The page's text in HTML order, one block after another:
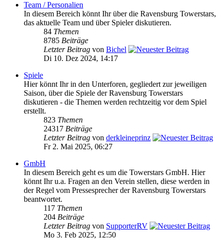
Team / Personalien
In diesem Bereich könnt Ihr über die Ravensburg Towerstars,
das aktuelle Team und über Spieler diskutieren.
84 Themen
8785 Beiträge
Letzter Beitrag von Bichel
Di 10. Dez 2024, 14:17
Spiele
Hier könnt Ihr in den Unterforen, gegliedert zur jeweiligen
Saison, über die Spiele der Ravensburg Towerstars
diskutieren - die Themen werden rechtzeitig vor dem Spiel
erstellt.
823 Themen
24317 Beiträge
Letzter Beitrag von derkleineprinz
Fr 2. Mai 2025, 06:27
GmbH
In diesem Bereich geht es um die Towerstars GmbH. Hier
könnt Ihr u.a. Fragen an den Verein stellen, diese werden in
der Regel vom Pressesprecher der Ravensburg Towerstars
beantwortet.
117 Themen
204 Beiträge
Letzter Beitrag von SupporterRV
Mo 3. Feb 2025, 12:50